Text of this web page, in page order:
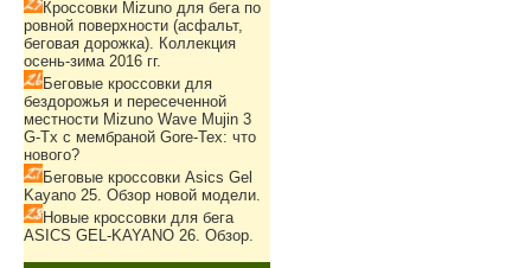
Кроссовки Mizuno для бега по
ровной поверхности (асфальт,
беговая дорожка). Коллекция
осень-зима 2016 гг.
Беговые кроссовки для
бездорожья и пересеченной
местности Mizuno Wave Mujin 3
G-Tx с мембраной Gore-Tex: что
нового?
Беговые кроссовки Asics Gel
Kayano 25. Обзор новой модели.
Новые кроссовки для бега
ASICS GEL-KAYANO 26. Обзор.